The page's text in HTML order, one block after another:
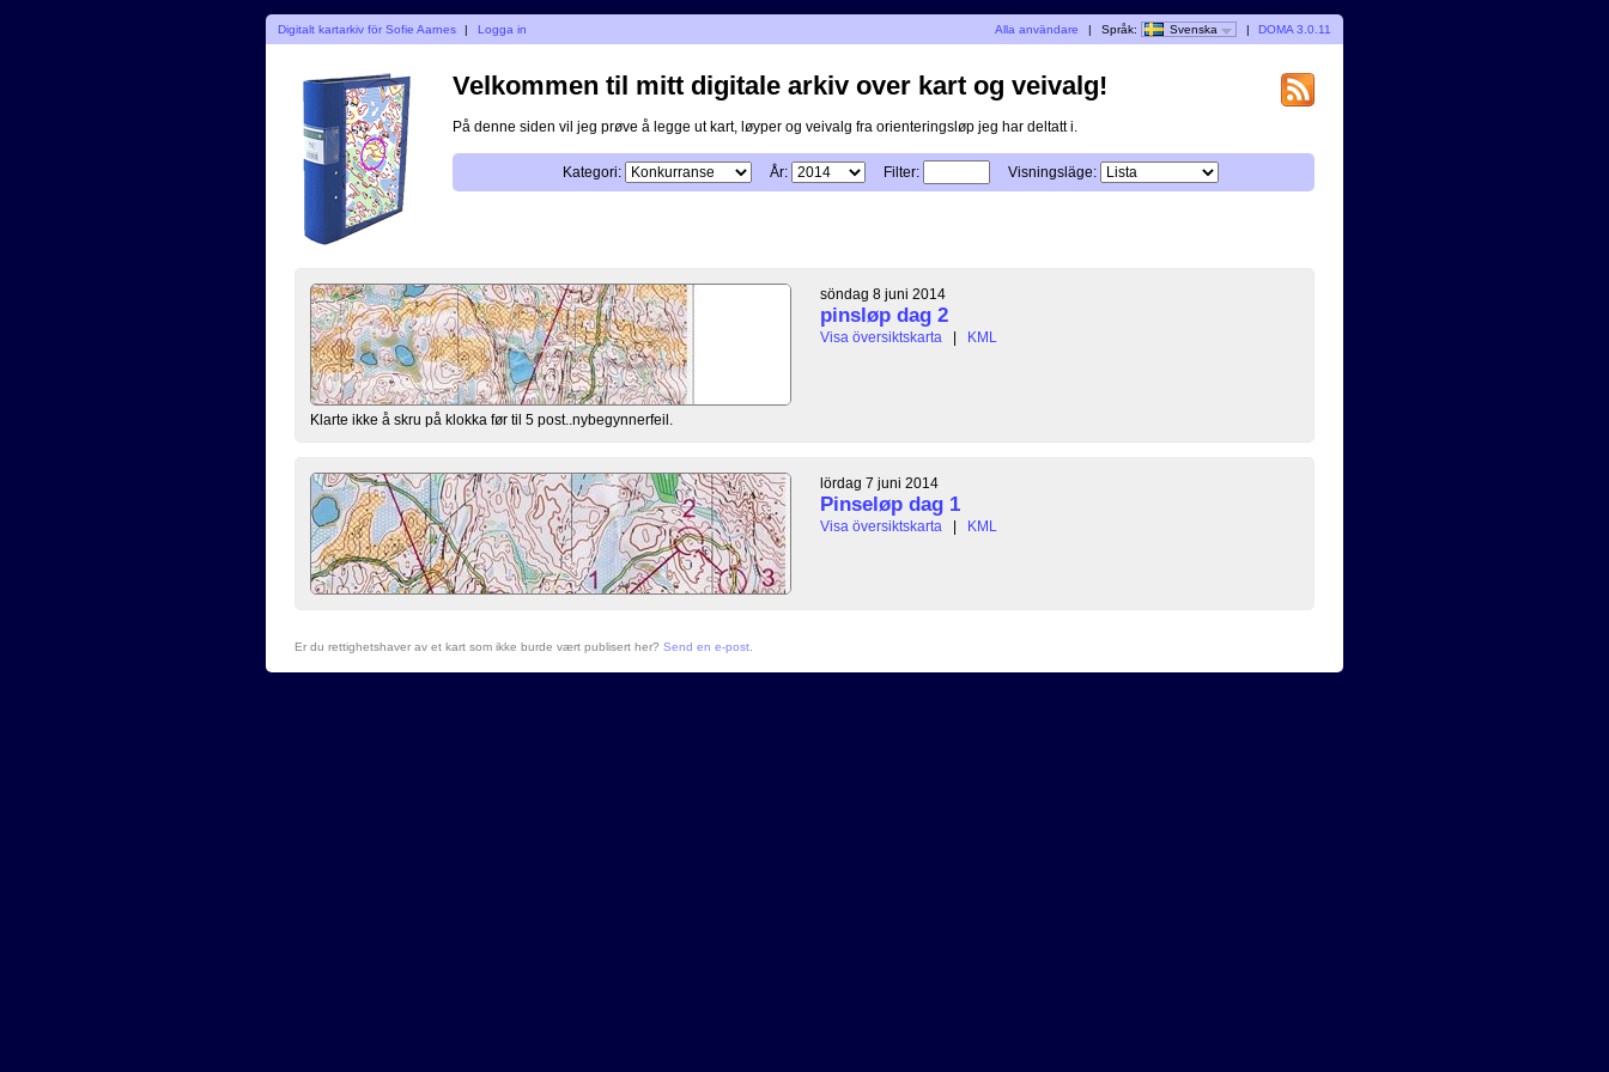
Digitalt kartarkiv för Sofie Aarnes | Logga in Alla användare | Språk: Svenska | DOMA 3.0.11
Velkommen til mitt digitale arkiv over kart og veivalg!
På denne siden vil jeg prøve å legge ut kart, løyper og veivalg fra orienteringsløp jeg har deltatt i.
Kategori: År: Filter: Visningsläge:
söndag 8 juni 2014
pinsløp dag 2
Visa översiktskarta | KML
Klarte ikke å skru på klokka før til 5 post..nybegynnerfeil.
lördag 7 juni 2014
Pinseløp dag 1
Visa översiktskarta | KML
Er du rettighetshaver av et kart som ikke burde vært publisert her? Send en e-post